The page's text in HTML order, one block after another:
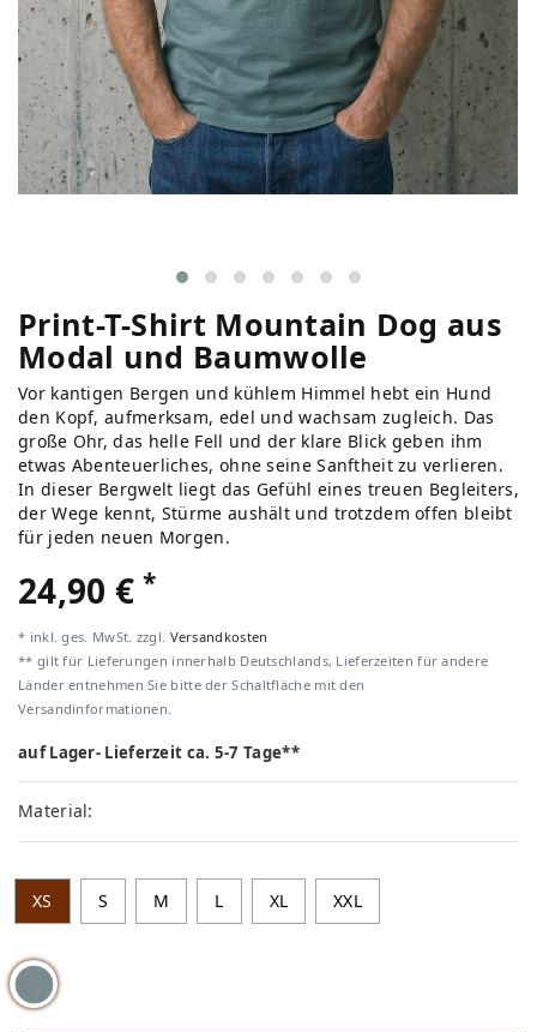
Print-T-Shirt Mountain Dog aus
Modal und Baumwolle
Vor kantigen Bergen und kühlem Himmel hebt ein Hund
den Kopf, aufmerksam, edel und wachsam zugleich. Das
große Ohr, das helle Fell und der klare Blick geben ihm
etwas Abenteuerliches, ohne seine Sanftheit zu verlieren.
In dieser Bergwelt liegt das Gefühl eines treuen Begleiters,
der Wege kennt, Stürme aushält und trotzdem offen bleibt
für jeden neuen Morgen.
24,90 €*
* inkl. ges. MwSt. zzgl. Versandkosten
** gilt für Lieferungen innerhalb Deutschlands, Lieferzeiten für andere
Länder entnehmen Sie bitte der Schaltfläche mit den
Versandinformationen.
auf Lager- Lieferzeit ca. 5-7 Tage**
Material:
XS S M L XL XXL